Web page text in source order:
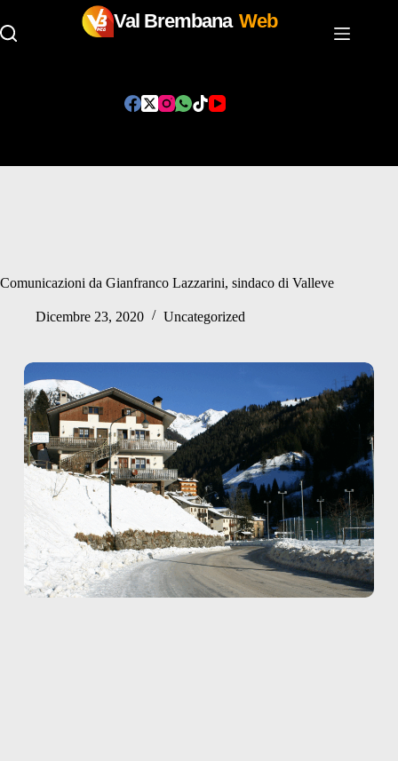
Val Brembana Web
Comunicazioni da Gianfranco Lazzarini, sindaco di Valleve
Dicembre 23, 2020 Uncategorized